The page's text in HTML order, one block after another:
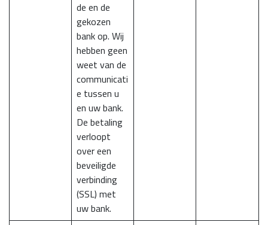
de en de
gekozen
bank op. Wij
hebben geen
weet van de
communicati
e tussen u
en uw bank.
De betaling
verloopt
over een
beveiligde
verbinding
(SSL) met
uw bank.